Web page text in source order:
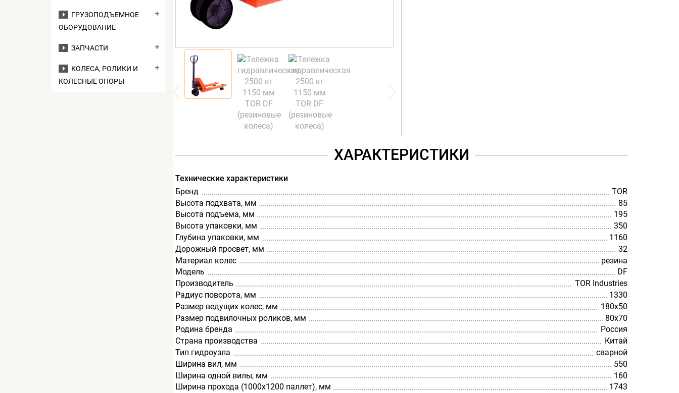
ГРУЗОПОДЪЕМНОЕ
ОБОРУДОВАНИЕ
ЗАПЧАСТИ
КОЛЕСА, РОЛИКИ И
КОЛЕСНЫЕ ОПОРЫ
ХАРАКТЕРИСТИКИ
Технические характеристики
Бренд
TOR
Высота подхвата, мм
85
Высота подъема, мм
195
Высота упаковки, мм
350
Глубина упаковки, мм
1160
Дорожный просвет, мм
32
Материал колес
резина
Модель
DF
Производитель
TOR Industries
Радиус поворота, мм
1330
Размер ведущих колес, мм
180х50
Размер подвилочных роликов, мм
80х70
Родина бренда
Россия
Страна производства
Китай
Тип гидроузла
сварной
Ширина вил, мм
550
Ширина одной вилы, мм
160
Ширина прохода (1000х1200 паллет), мм
1743